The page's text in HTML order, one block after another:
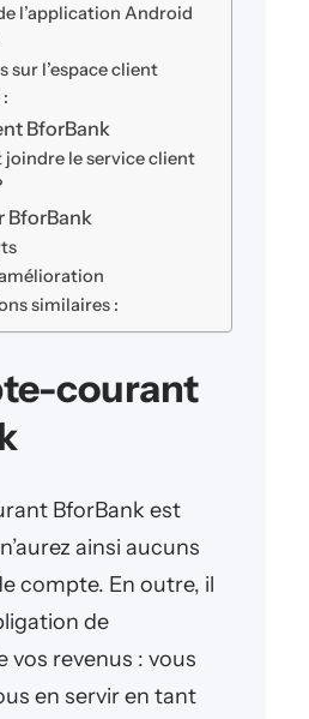
l’application Android
sur l’espace client
BforBank
le service client
BforBank
similaires :
courant
BforBank est
ainsi aucuns
compte. En outre, il
de
vos revenus : vous
en servir en tant